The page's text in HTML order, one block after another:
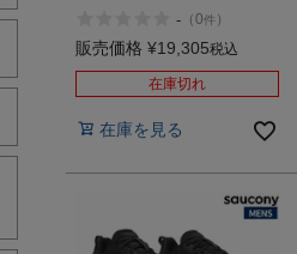
ビジネス
プレゼント
トレット セール
- （0件 ）
販売価格 ¥19,305税込
在庫切れ
在庫を見る